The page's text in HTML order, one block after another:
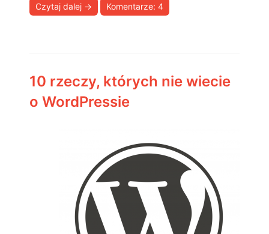
Czytaj dalej → Komentarze: 4
10 rzeczy, których nie wiecie
o WordPressie